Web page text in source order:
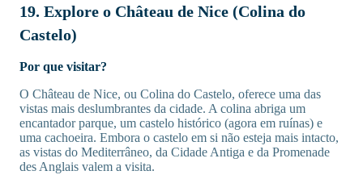
19. Explore o Château de Nice (Colina do
Castelo)
Por que visitar?
O Château de Nice, ou Colina do Castelo, oferece uma das
vistas mais deslumbrantes da cidade. A colina abriga um
encantador parque, um castelo histórico (agora em ruínas) e
uma cachoeira. Embora o castelo em si não esteja mais intacto,
as vistas do Mediterrâneo, da Cidade Antiga e da Promenade
des Anglais valem a visita.